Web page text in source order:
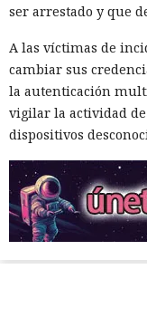
ser arrestado y que
A las víctimas de
cambiar sus
la autenticación
vigilar la actividad de
dispositivos